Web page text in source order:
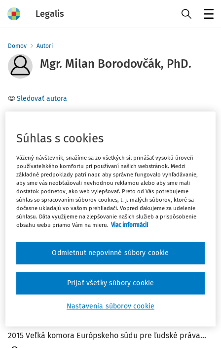
Legalis
Domov Autori
Mgr. Milan Borodovčák, PhD.
Sledovať autora
Počet vyhľadaných dokumentov: 1
Zoradiť podľa:
Najnovšie Najstaršie
K rozsudku Veľkej komory Európskeho
súdu pre ľudské práva vo veci Couderc a
Hachette a Fillipacchi Associés proti
LUDSKÉ PRÁVA VO VECI COUDERC A HACHETTE A
2015 Veľká komora Európskeho súdu pre ľudské práva...
Súhlas s cookies
Vážený návštevník, snažíme sa zo všetkých síl prinášať vysokú úroveň
používateľského komfortu pri používaní našich webstránok. Medzi
základné predpoklady patrí napr. aby správne fungovalo vyhľadávanie,
aby sme vás neobťažovali nevhodnou reklamou alebo aby sme mali
dostatok podnetov, ako web vylepšovať. Preto od Vás potrebujeme
súhlas so spracovaním súborov cookies, t. j. malých súborov, ktoré sa
dočasne ukladajú vo vašom prehliadači. Vopred ďakujeme za udelenie
súhlasu. Dáta využijeme na zlepšovanie našich služieb a prispôsobenie
obsahu webu priamo Vám na mieru. Viac informácií
Nastavenia súborov cookie
Odmietnut nepovinné súbory cookie
Prijať všetky súbory cookie